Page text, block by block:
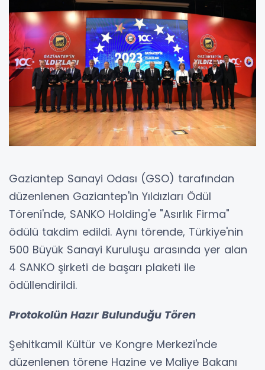
Gaziantep Sanayi Odası (GSO) tarafından
düzenlenen Gaziantep'in Yıldızları Ödül
Töreni'nde, SANKO Holding'e "Asırlık Firma"
ödülü takdim edildi. Aynı törende, Türkiye'nin
500 Büyük Sanayi Kuruluşu arasında yer alan
4 SANKO şirketi de başarı plaketi ile
ödüllendirildi.
Protokolün Hazır Bulunduğu Tören
Şehitkamil Kültür ve Kongre Merkezi'nde
düzenlenen törene Hazine ve Maliye Bakanı